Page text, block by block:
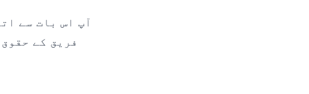
آپ اس بات سے
فریق کے